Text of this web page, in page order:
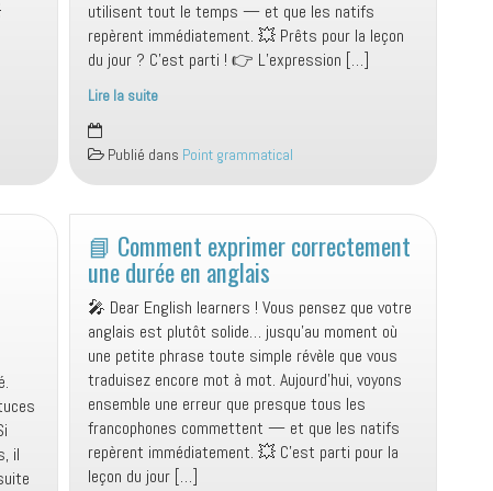
il
utilisent tout le temps — et que les natifs
repèrent immédiatement. 💥 Prêts pour la leçon
du jour ? C’est parti ! 👉 L’expression […]
Lire la suite
Quelle
expression
utiliser
pour
dire
“ça
me
convient”
en
anglais
?
✨
Publié dans Point grammatical
📘 Comment exprimer correctement
une durée en anglais
🎤 Dear English learners ! Vous pensez que votre
anglais est plutôt solide… jusqu’au moment où
une petite phrase toute simple révèle que vous
traduisez encore mot à mot. Aujourd’hui, voyons
ensemble une erreur que presque tous les
francophones commettent — et que les natifs
repèrent immédiatement. 💥 C’est parti pour la
leçon du jour […]